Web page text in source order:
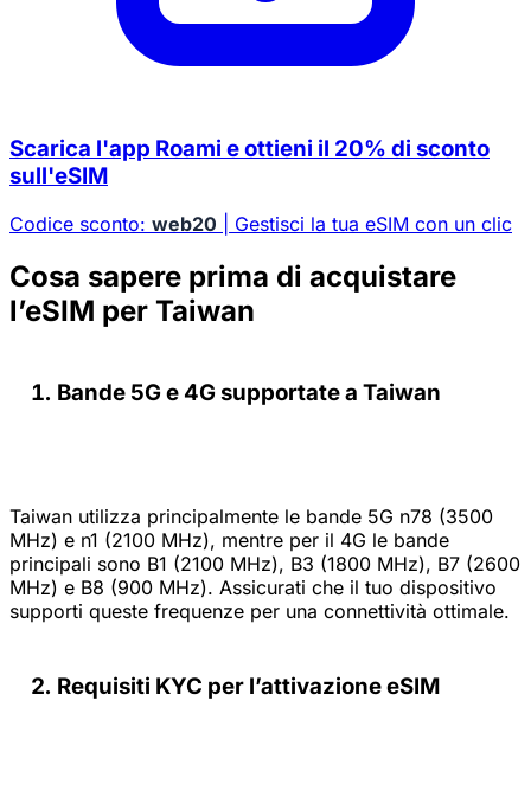
Scarica l'app Roami e ottieni il 20% di sconto
sull'eSIM
Codice sconto: web20 | Gestisci la tua eSIM con un clic
Cosa sapere prima di acquistare
l’eSIM per Taiwan
Bande 5G e 4G supportate a Taiwan
Taiwan utilizza principalmente le bande 5G n78 (3500
MHz) e n1 (2100 MHz), mentre per il 4G le bande
principali sono B1 (2100 MHz), B3 (1800 MHz), B7 (2600
MHz) e B8 (900 MHz). Assicurati che il tuo dispositivo
supporti queste frequenze per una connettività ottimale.
Requisiti KYC per l’attivazione eSIM